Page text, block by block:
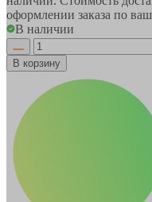
оформлении заказа по
В наличии
В корзину